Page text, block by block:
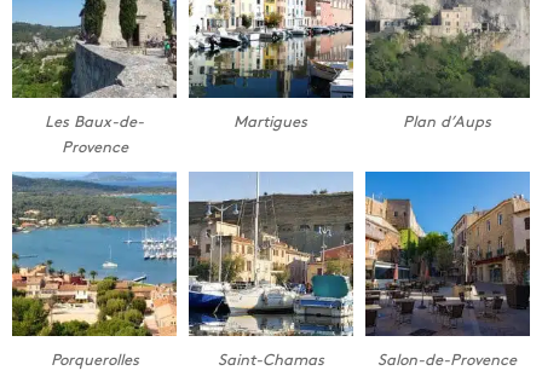
Les Baux-de-
Provence
Martigues Plan d’Aups
Porquerolles Saint-Chamas Salon-de-Provence